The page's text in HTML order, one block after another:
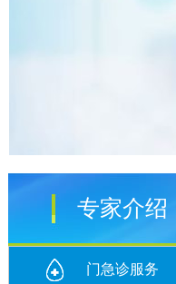
专家介绍
门急诊服务